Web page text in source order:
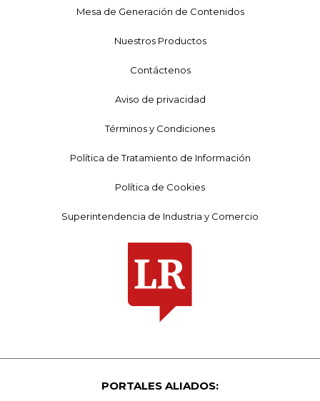
Mesa de Generación de Contenidos
Nuestros Productos
Contáctenos
Aviso de privacidad
Términos y Condiciones
Política de Tratamiento de Información
Política de Cookies
Superintendencia de Industria y Comercio
PORTALES ALIADOS: